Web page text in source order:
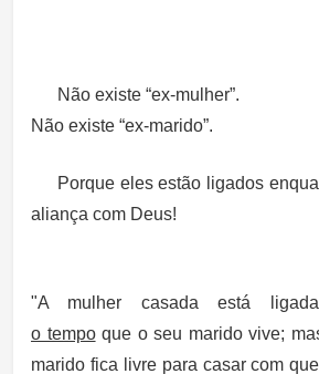
Não existe “ex-mulher”.
Não existe “ex-marido”.
Porque eles estão ligados
aliança com Deus!
"A mulher casada está
o tempoque o seu marido vive;
marido fica livre para casar com